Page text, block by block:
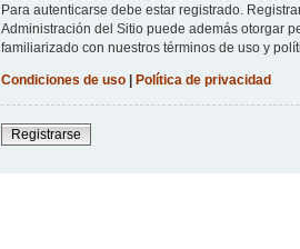
Para autenticarse debe estar registrado.
Administración del Sitio puede además otorgar
familiarizado con nuestros términos de uso y
Condiciones de uso| Política de privacidad
Registrarse